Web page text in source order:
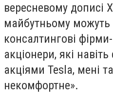
вересневому дописі
майбутньому можуть
консалтингові
акціонери, які
акціями Tesla, мені
некомфортне».